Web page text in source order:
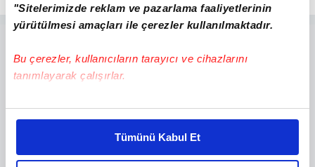
"Sitelerimizde reklam ve pazarlama faaliyetlerinin
yürütülmesi amaçları ile çerezler kullanılmaktadır.
Bu çerezler, kullanıcıların tarayıcı ve cihazlarını
tanımlayarak çalışırlar.
Bu çerezlere izin vermeniz halinde sizlere özel
daha iyi reklam deneyimi yaşatabiliriz. Bunu yaparken
amacımızın size daha iyi bir reklam deneyimi sunmak
Tümünü Kabul Et